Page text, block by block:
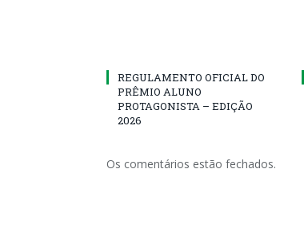
REGULAMENTO OFICIAL DO
PRÊMIO ALUNO
PROTAGONISTA – EDIÇÃO
2026
Os comentários estão fechados.